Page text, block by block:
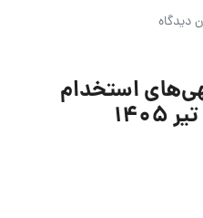
دیدگاه
استخدام